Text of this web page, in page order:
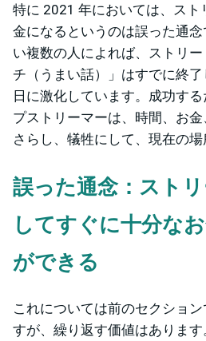
特に 2021 年においては、スト
金になるというのは誤った通
い複数の人によれば、ストリ
チ（うまい話）」はすでに終
日に激化しています。成功す
プストリーマーは、時間、お
さらし、犠牲にして、現在の場
誤った通念：スト
してすぐに十分な
ができる
これについては前のセクショ
すが、繰り返す価値はありま